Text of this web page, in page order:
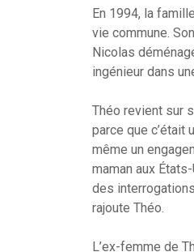
En 1994, la
vie commune.
Nicolas
ingénieur dans
Théo revient sur
parce que c’était
même un
maman aux
des
rajoute Théo.
L’ex-femme de